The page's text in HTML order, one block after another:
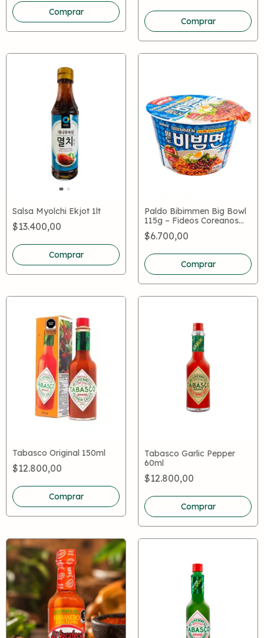
Comprar
Salsa Myolchi Ekjot 1lt
$13.400,00
Paldo Bibimmen Big Bowl
115g – Fideos Coreanos
Fríos con Salsa Picante
Dulce
$6.700,00
Tabasco Original 150ml
$12.800,00
Comprar
Tabasco Garlic Pepper
60ml
$12.800,00